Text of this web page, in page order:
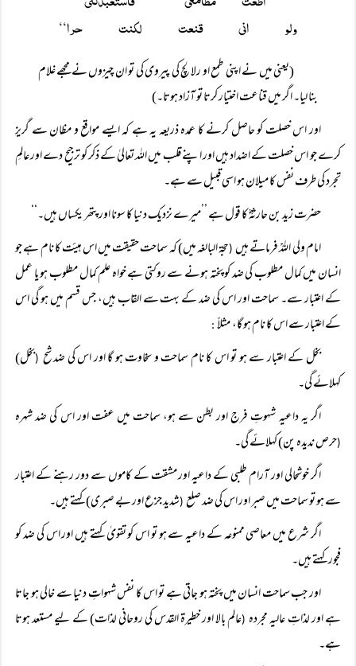
ولو انی قنعت لکنت حرا‘‘
(یعنی میں نے اپنی طمع او رلالچ کی پیروی کی تو ان چیزوں نے مجھے غلام
بنا لیا۔ اگر میں قناعت اختیار کرتا تو آزاد ہوتا۔)
اور اس خصلت کو حاصل کرنے کا عمدہ ذریعہ یہ ہے کہ ایسے مواقع و مظان سے گریز
کرے جو اس خصلت کے اضداد ہیں اور اپنے قلب میں اللہ تعالیٰ کے ذکر کو ترجیح دے اور عالمِ
تجرد کی طرف نفس کا میلان ہو اسی قبیل سے ہے۔
حضرت زید بن حارثہؓ کا قول ہے ’’میرے نزدیک دنیا کا سونا اور پتھر یکساں ہیں۔‘‘
امام ولی اللہؒ فرماتے ہیں (حجۃ البالغہ میں) کہ سماحت حقیقت میں اس ہیئت کا نام ہے جو
انسان میں کمال مطلوب کی ضد کو پختہ ہونے سے روکتی ہے خواہ علم کمال مطلوب ہو یا عمل
کے اعتبار سے۔ سماحت اور اس کی ضد کے بہت سے القاب ہیں، جس قسم میں ہو گی اس
کے اعتبار سے اس کا نام ہو گا، مثلاً‌ :
بخل کے اعتبار سے ہو تو اس کا نام سماحت و سخاوت ہو گا اور اس کی ضد شح (بخل)
کہلائے گی۔
اگر یہ داعیہ شہوتِ فرج اور بطن سے ہو، سماحت میں عفت اور اس کی ضد شہرہ
(حرص ندیدہ پن) کہلائے گی۔
اگر خوشحالی اور آرام طلبی کے داعیہ اور مشقت کے کاموں سے دور رہنے کے اعتبار
سے ہو تو سماحت میں صبر اور اس کی ضد صلع (شدید جزع اور بے صبری) کہتے ہیں۔
اگر شرع میں معاصی ممنوعہ کے داعیہ سے ہو تو اس کو تقویٰ کہتے ہیں اور اس کی ضد کو
فجور کہتے ہیں۔
اور جب سماحت انسان میں پختہ ہو جاتی ہے تو اس کا نفس شہواتِ دنیا سے خالی ہو جاتا
ہے اور لذاتِ عالیہ مجردہ(عالم بالا اور خطیرۃ القدس کی روحانی لذات) کے لیے مستعد ہوتا
ہے۔